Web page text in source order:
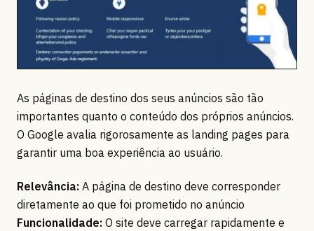
As páginas de destino dos seus anúncios são tão
importantes quanto o conteúdo dos próprios anúncios.
O Google avalia rigorosamente as landing pages para
garantir uma boa experiência ao usuário.
Relevância: A página de destino deve corresponder
diretamente ao que foi prometido no anúncio
Funcionalidade: O site deve carregar rapidamente e